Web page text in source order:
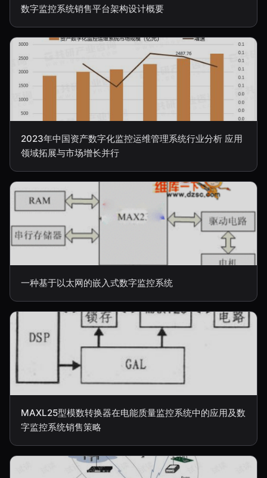
数字监控系统销售平台架构设计概要
2023年中国资产数字化监控运维管理系统行业分析 应用
领域拓展与市场增长并行
一种基于以太网的嵌入式数字监控系统
MAXL25型模数转换器在电能质量监控系统中的应用及数
字监控系统销售策略